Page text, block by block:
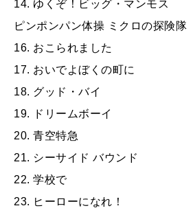
14. ゆくぞ！ビッグ・マンモス
ピンポンパン体操 ミクロの探険隊
16. おこられました
17. おいでよぼくの町に
18. グッド・バイ
19. ドリームボーイ
20. 青空特急
21. シーサイド バウンド
22. 学校で
23. ヒーローになれ！